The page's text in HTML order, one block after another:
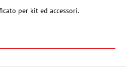
per kit ed accessori.